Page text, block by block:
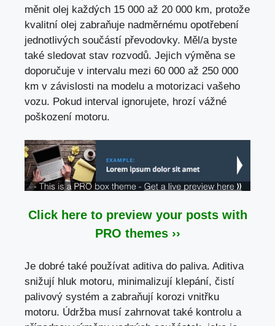
měnit olej každých 15 000 až 20 000 km, protože
kvalitní olej zabraňuje nadměrnému opotřebení
jednotlivých součástí převodovky. Měl/a byste
také sledovat stav rozvodů. Jejich výměna se
doporučuje v intervalu mezi 60 000 až 250 000
km v závislosti na modelu a motorizaci vašeho
vozu. Pokud interval ignorujete, hrozí vážné
poškození motoru.
Click here to preview your posts with
PRO themes ››
Je dobré také používat aditiva do paliva. Aditiva
snižují hluk motoru, minimalizují klepání, čistí
palivový systém a zabraňují korozi vnitřku
motoru. Údržba musí zahrnovat také kontrolu a